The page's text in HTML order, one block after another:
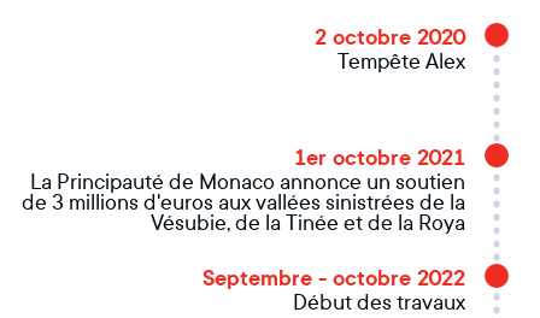
2 octobre 2020
Tempête Alex
1er octobre 2021
La Principauté de Monaco annonce un soutien
de 3 millions d'euros aux vallées sinistrées de la
Vésubie, de la Tinée et de la Roya
Septembre - octobre 2022
Début des travaux